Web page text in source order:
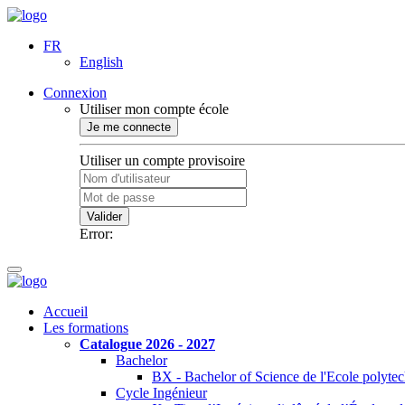
FR
English
Connexion
Utiliser mon compte école
Je me connecte
Utiliser un compte provisoire
Valider
Error:
Accueil
Les formations
Catalogue 2026 - 2027
Bachelor
BX - Bachelor of Science de l'Ecole
Cycle Ingénieur